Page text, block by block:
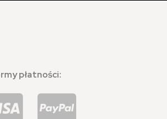
płatności: